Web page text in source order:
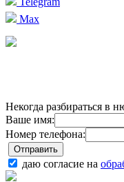
Max
Некогда разбираться в
Ваше имя:
Номер телефона:
даю согласие на